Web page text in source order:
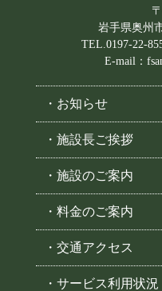
岩手県奥州
TEL.0197-22-
E-mail：
・お知らせ
・施設長ご挨拶
・施設のご案内
・料金のご案内
・交通アクセス
・サービス利用状況